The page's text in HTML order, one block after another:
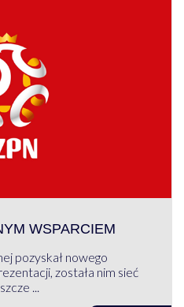
WSPARCIEM
pozyskał nowego
została nim sieć
...